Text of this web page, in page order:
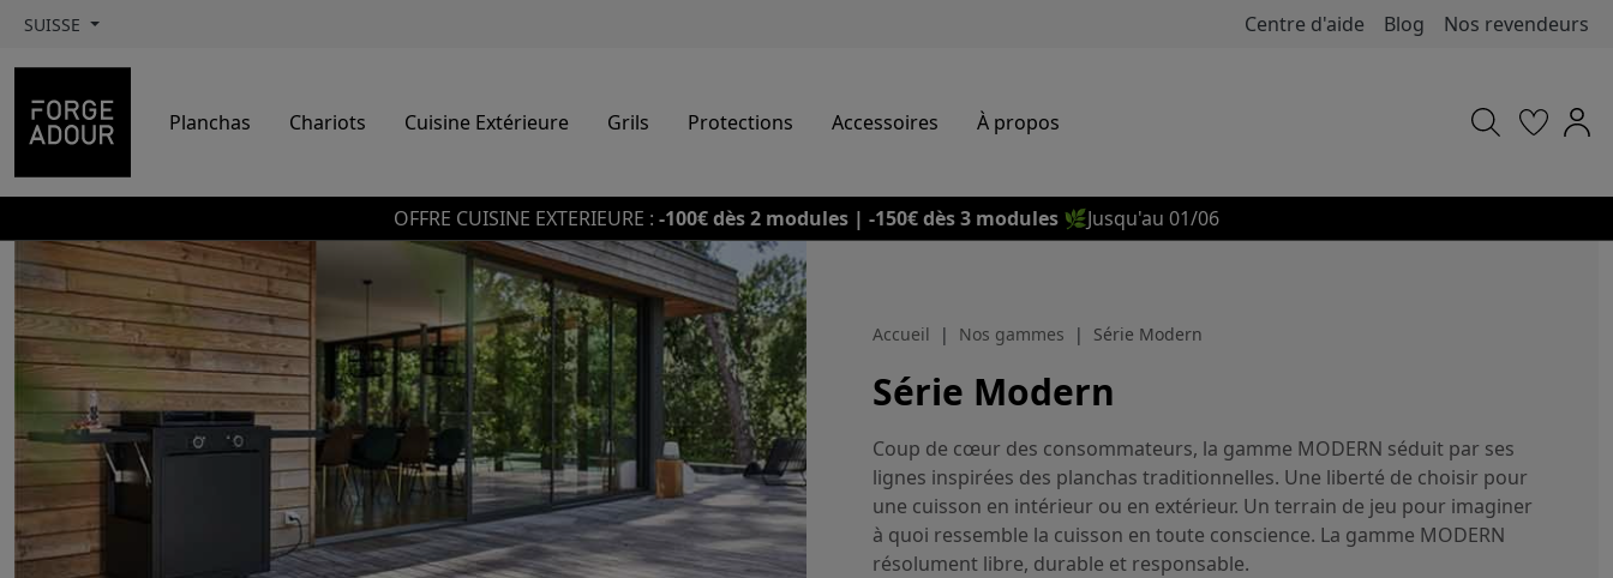
SUISSE Centre d'aide Blog Nos revendeurs
Planchas Chariots Cuisine Extérieure Grils Protections Accessoires À propos
OFFRE CUISINE EXTERIEURE : -100€ dès 2 modules | -150€ dès 3 modules 🌿Jusqu'au 01/06
Accueil Nos gammes Série Modern
Série Modern
Coup de cœur des consommateurs, la gamme MODERN séduit par ses
lignes inspirées des planchas traditionnelles. Une liberté de choisir pour
une cuisson en intérieur ou en extérieur. Un terrain de jeu pour imaginer
à quoi ressemble la cuisson en toute conscience. La gamme MODERN
résolument libre, durable et responsable.